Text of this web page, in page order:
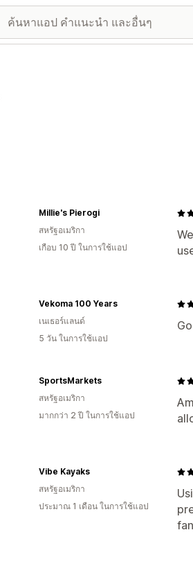
Millie's Pierogi
สหรัฐอเมริกา
เกือบ 10 ปี ในการใช้แอป
Vekoma 100 Years
เนเธอร์แลนด์
5 วัน ในการใช้แอป
SportsMarkets
สหรัฐอเมริกา
มากกว่า 2 ปี ในการใช้แอป
Vibe Kayaks
สหรัฐอเมริกา
ประมาณ 1 เดือน ในการใช้แอป